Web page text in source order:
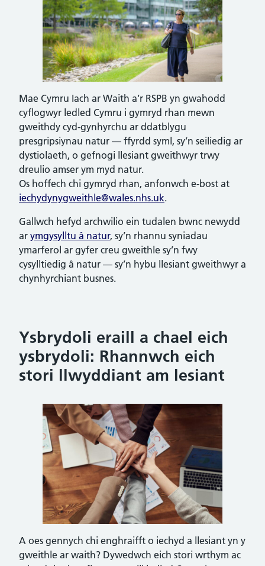
Mae Cymru Iach ar Waith a’r RSPB yn gwahodd
cyflogwyr ledled Cymru i gymryd rhan mewn
gweithdy cyd-gynhyrchu ar ddatblygu
presgripsiynau natur — ffyrdd syml, sy’n seiliedig ar
dystiolaeth, o gefnogi llesiant gweithwyr trwy
dreulio amser ym myd natur.
Os hoffech chi gymryd rhan, anfonwch e-bost at
iechydynygweithle@wales.nhs.uk.
Gallwch hefyd archwilio ein tudalen bwnc newydd
ar ymgysylltu â natur, sy’n rhannu syniadau
ymarferol ar gyfer creu gweithle sy’n fwy
cysylltiedig â natur — sy’n hybu llesiant gweithwyr a
chynhyrchiant busnes.
Ysbrydoli eraill a chael eich
ysbrydoli: Rhannwch eich
stori llwyddiant am lesiant
A oes gennych chi enghraifft o iechyd a llesiant yn y
gweithle ar waith? Dywedwch eich stori wrthym ac